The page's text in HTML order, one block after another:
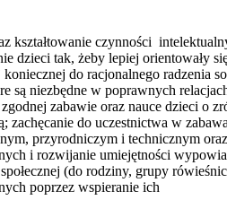
kształtowanie czynności
dzieci tak, żeby lepiej orientowały
do racjonalnego radzenia
są niezbędne w poprawnych
zabawie oraz nauce dzieci o
do uczestnictwa w
przyrodniczym i technicznym
i rozwijanie umiejętności
(do rodziny, grupy
poprzez wspieranie ich